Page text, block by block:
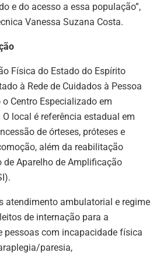
e do acesso a essa população”,
Vanessa Suzana Costa.
Física do Estado do Espírito
à Rede de Cuidados à Pessoa
Centro Especializado em
O local é referência estadual em
de órteses, próteses e
além da reabilitação
de Aparelho de Amplificação
atendimento ambulatorial e regime
de internação para a
pessoas com incapacidade física
paresia,